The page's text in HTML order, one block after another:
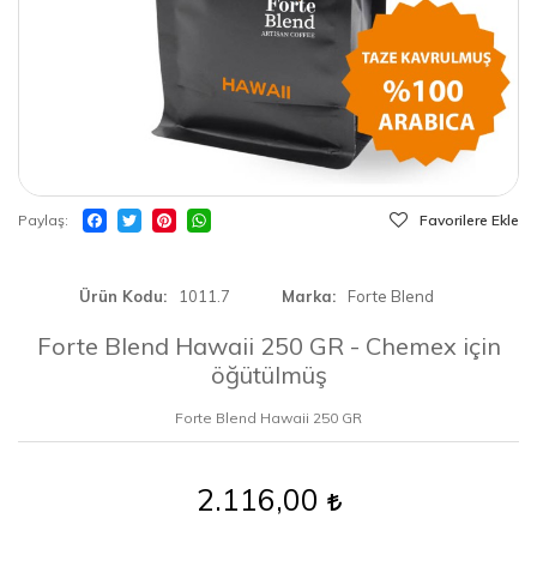
Paylaş Favorilere Ekle
Ürün Kodu 1011.7 Marka Forte Blend
Forte Blend Hawaii 250 GR - Chemex için
öğütülmüş
Forte Blend Hawaii 250 GR
2.116,00